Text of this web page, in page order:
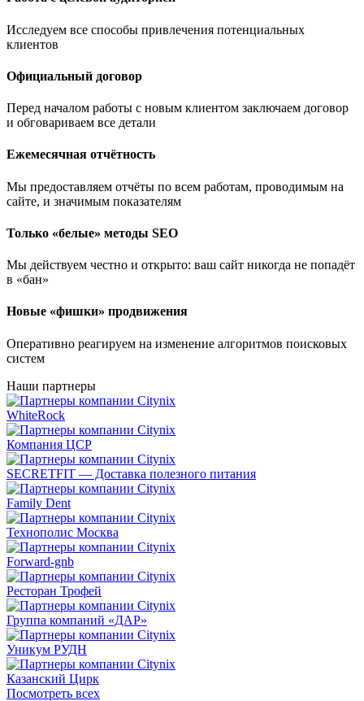
Исследуем все способы привлечения потенциальных
клиентов
Официальный договор
Перед началом работы с новым клиентом заключаем договор
и обговариваем все детали
Ежемесячная отчётность
Мы предоставляем отчёты по всем работам, проводимым на
сайте, и значимым показателям
Только «белые» методы SEO
Мы действуем честно и открыто: ваш сайт никогда не попадёт
в «бан»
Новые «фишки» продвижения
Оперативно реагируем на изменение алгоритмов поисковых
систем
Наши партнеры
WhiteRock
Компания ЦСР
SECRETFIT — Доставка полезного питания
Family Dent
Технополис Москва
Forward-gnb
Ресторан Трофей
Группа компаний «ДАР»
Уникум РУДН
Казанский Цирк
Посмотреть всех